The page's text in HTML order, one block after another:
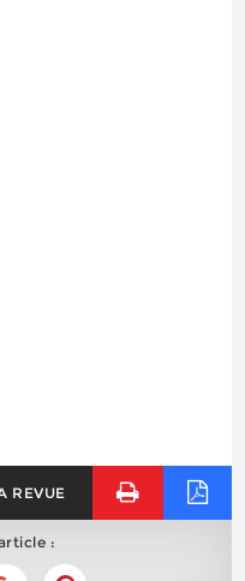
REVUE
: